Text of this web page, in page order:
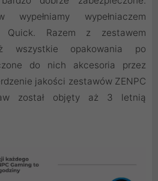
wypełniamy wypełniaczem
Quick. Razem z zestawem
wszystkie opakowania po
do nich akcesoria przez
jakości zestawów ZENPC
został objęty aż 3 letnią